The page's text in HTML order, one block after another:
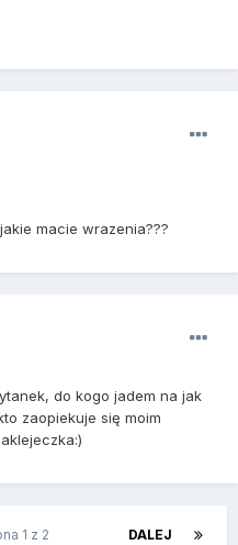
macie wrazenia???
do kogo jadem na jak
zaopiekuje się moim
DALEJ
1 z 2